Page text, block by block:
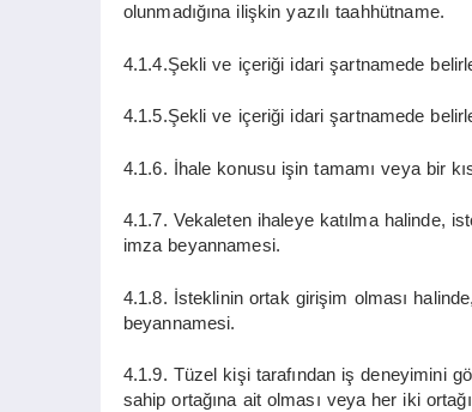
olunmadığına ilişkin yazılı taahhütname.
4.1.4.Şekli ve içeriği idari şartnamede
4.1.5.Şekli ve içeriği idari şartnamede
4.1.6. İhale konusu işin tamamı veya bir
4.1.7. Vekaleten ihaleye katılma halinde,
imza beyannamesi.
4.1.8. İsteklinin ortak girişim olması
beyannamesi.
4.1.9. Tüzel kişi tarafından iş deneyimini
sahip ortağına ait olması veya her iki